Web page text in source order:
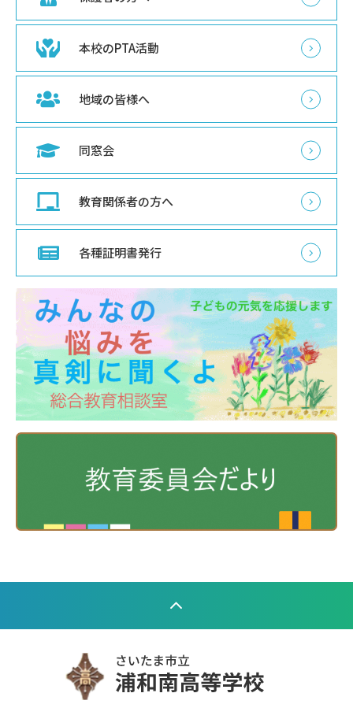
本校のPTA活動
地域の皆様へ
同窓会
教育関係者の方へ
各種証明書発行